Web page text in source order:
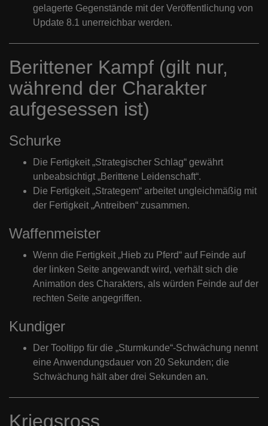
gelagerte Gegenstände mit der Veröffentlichung von
Update 8.1 unerreichbar werden.
Berittener Kampf (gilt nur,
während der Charakter
aufgesessen ist)
Schurke
Die Fertigkeit „Strategischer Schlag“ gewährt
unbeabsichtigt „Berittene Leidenschaft“.
Die Fertigkeit „Strategem“ arbeitet ungleichmäßig mit
der Fertigkeit „Antreiben“ zusammen.
Waffenmeister
Wenn die Fertigkeit „Hieb zu Pferd“ auf Feinde auf
der linken Seite angewandt wird, verhält sich die
Animation des Charakters, als würden Feinde auf der
rechten Seite angegriffen.
Kundiger
Der Tooltipp für die „Sturmkunde“-Schwächung nennt
eine Anwendungsdauer von 20 Sekunden; die
Schwächung hält aber drei Sekunden an.
Kriegsross